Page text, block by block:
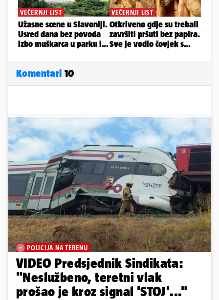
Komentari 10
POLICIJA NA TERENU
VIDEO Predsjednik Sindikata:
"Neslužbeno, teretni vlak
prošao je kroz signal 'STOJ'..."